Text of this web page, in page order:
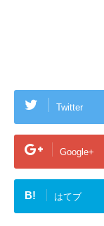
Twitter
Google+
B! はてブ